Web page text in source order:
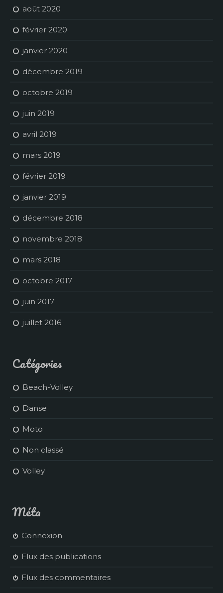
août 2020
février 2020
janvier 2020
décembre 2019
octobre 2019
juin 2019
avril 2019
mars 2019
février 2019
janvier 2019
décembre 2018
novembre 2018
mars 2018
octobre 2017
juin 2017
juillet 2016
Catégories
Beach-Volley
Danse
Moto
Non classé
Volley
Méta
Connexion
Flux des publications
Flux des commentaires